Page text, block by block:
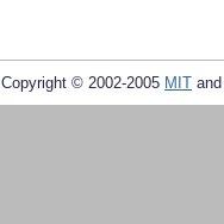
Copyright © 2002-2005 MIT